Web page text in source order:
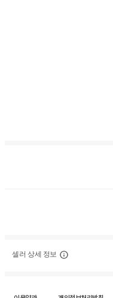
셀러 상세 정보